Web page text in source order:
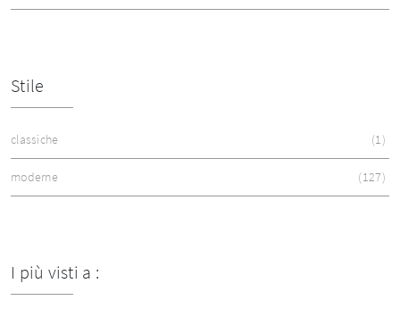
Stile
classiche 1
moderne 127
I più visti a :